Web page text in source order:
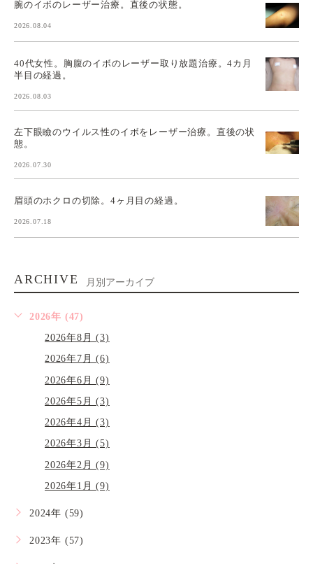
腕のイボのレーザー治療。直後の状態。
2026.08.04
40代女性。胸腹のイボのレーザー取り放題治療。4カ月
半目の経過。
2026.08.03
左下眼瞼のウイルス性のイボをレーザー治療。直後の状
態。
2026.07.30
眉頭のホクロの切除。4ヶ月目の経過。
2026.07.18
ARCHIVE 月別アーカイブ
2026年 (47)
2026年8月 (3)
2026年7月 (6)
2026年6月 (9)
2026年5月 (3)
2026年4月 (3)
2026年3月 (5)
2026年2月 (9)
2026年1月 (9)
2024年 (59)
2023年 (57)